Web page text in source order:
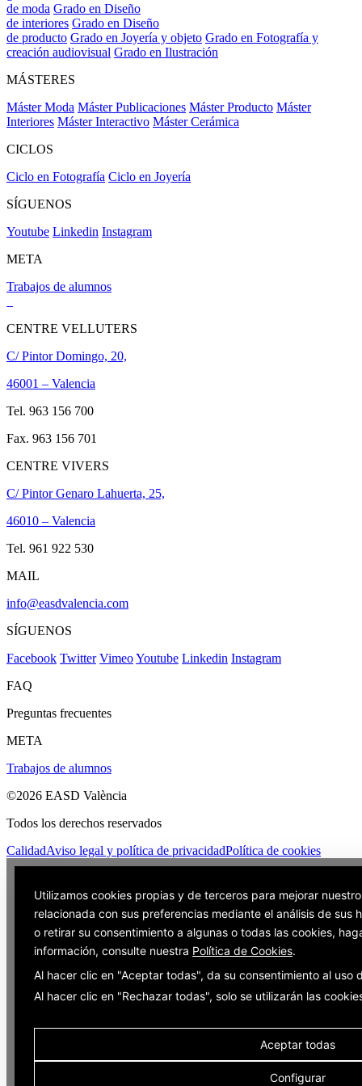
de moda Grado en Diseño
de interiores Grado en Diseño
de producto Grado en Joyería y objeto Grado en Fotografía y
creación audiovisual Grado en Ilustración
MÁSTERES
Máster Moda Máster Publicaciones Máster Producto Máster
Interiores Máster Interactivo Máster Cerámica
CICLOS
Ciclo en Fotografía Ciclo en Joyería
SÍGUENOS
Youtube Linkedin Instagram
META
Trabajos de alumnos
CENTRE VELLUTERS
C/ Pintor Domingo, 20,
46001 – Valencia
Tel. 963 156 700
Fax. 963 156 701
CENTRE VIVERS
C/ Pintor Genaro Lahuerta, 25,
46010 – Valencia
Tel. 961 922 530
MAIL
info@easdvalencia.com
SÍGUENOS
Facebook Twitter VimeoYoutube Linkedin Instagram
FAQ
Preguntas frecuentes
META
Trabajos de alumnos
©2026 EASD València
Todos los derechos reservados
CalidadAviso legal y política de privacidadPolítica de cookies
Utilizamos cookies propias y de terceros para mejorar
relacionada con sus preferencias mediante el análisis de sus
o retirar su consentimiento a algunas o todas las cookies,
información, consulte nuestra Política de Cookies.
Al hacer clic en "Aceptar todas", da su consentimiento al uso
Al hacer clic en "Rechazar todas", solo se utilizarán las
Aceptar todas
Configurar